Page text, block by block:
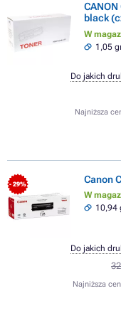
black
W
1,05
Najniższa
Do jakich
- 29% Canon
W
10,94
Najniższa
Do jakich